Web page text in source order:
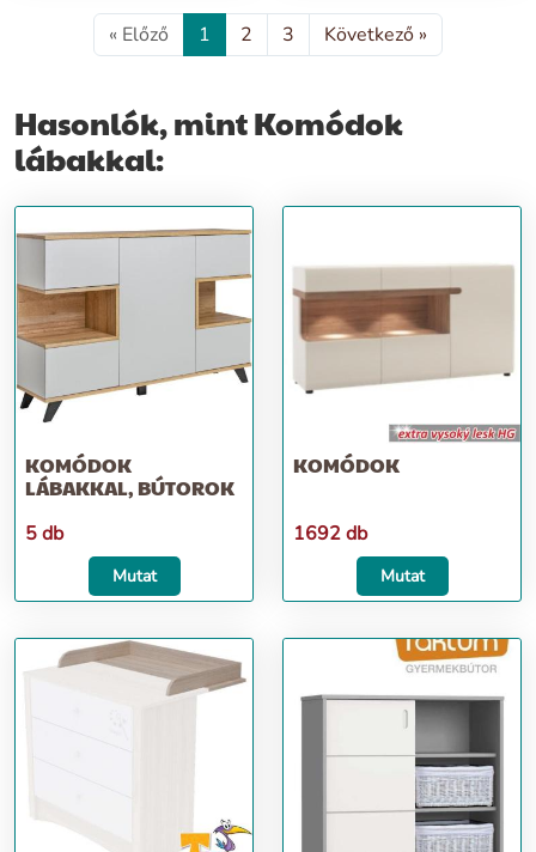
« Előző 1 2 3 Következő »
Hasonlók, mint Komódok
lábakkal:
KOMÓDOK
LÁBAKKAL, BÚTOROK
5 db
Mutat
KOMÓDOK
1692 db
Mutat